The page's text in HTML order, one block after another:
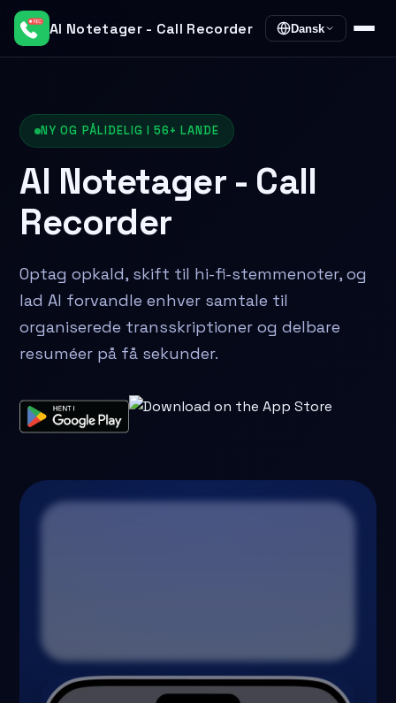
AI Notetager - Call Recorder Dansk
NY OG PÅLIDELIG I 56+ LANDE
AI Notetager - Call
Recorder
Optag opkald, skift til hi-fi-stemmenoter, og
lad AI forvandle enhver samtale til
organiserede transskriptioner og delbare
resuméer på få sekunder.